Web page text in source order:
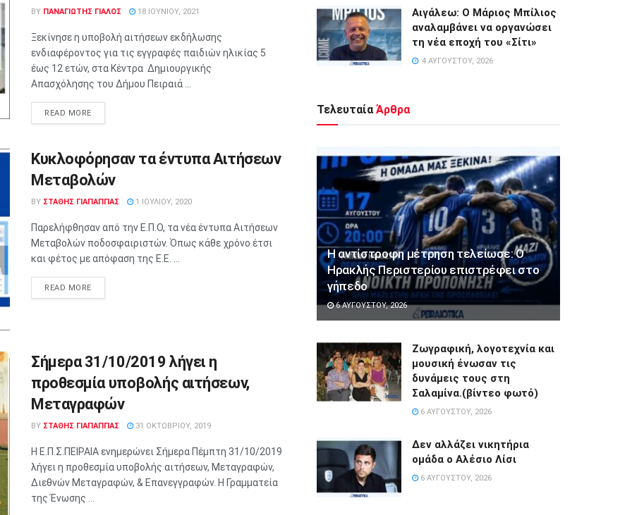
BY ΠΑΝΑΓΙΩΤΗΣ ΓΙΑΛΟΣ 18 ΙΟΥΝΊΟΥ, 2021
Ξεκίνησε η υποβολή αιτήσεων εκδήλωσης
ενδιαφέροντος για τις εγγραφές παιδιών ηλικίας 5
έως 12 ετών, στα Κέντρα Δημιουργικής
Απασχόλησης του Δήμου Πειραιά ...
READ MORE
Κυκλοφόρησαν τα έντυπα Αιτήσεων
Μεταβολών
BY ΣΤΑΘΗΣ ΓΊΑΠΑΠΠΑΣ 1 ΙΟΥΛΊΟΥ, 2020
Παρελήφθησαν από την Ε.Π.Ο, τα νέα έντυπα Αιτήσεων
Μεταβολών ποδοσφαιριστών. Όπως κάθε χρόνο έτσι
και φέτος με απόφαση της Ε.Ε. ...
READ MORE
Σήμερα 31/10/2019 λήγει η
προθεσμία υποβολής αιτήσεων,
Μεταγραφών
BY ΣΤΑΘΗΣ ΓΊΑΠΑΠΠΑΣ 31 ΟΚΤΩΒΡΊΟΥ, 2019
Η Ε.Π.Σ.ΠΕΙΡΑΙΑ ενημερώνει Σήμερα Πέμπτη 31/10/2019
λήγει η προθεσμία υποβολής αιτήσεων, Μεταγραφών,
Διεθνών Μεταγραφών, & Επανεγγραφών. Η Γραμματεία
της Ένωσης ...
Αιγάλεω: Ο Μάριος Μπίλιος
αναλαμβάνει να οργανώσει
τη νέα εποχή του «Σίτι»
4 ΑΥΓΟΎΣΤΟΥ, 2026
Τελευταία Άρθρα
Η αντίστροφη μέτρηση τελείωσε: Ο
Ηρακλής Περιστερίου επιστρέφει στο
γήπεδο
6 ΑΥΓΟΎΣΤΟΥ, 2026
Ζωγραφική, λογοτεχνία και
μουσική ένωσαν τις
δυνάμεις τους στη
Σαλαμίνα.(βίντεο φωτό)
6 ΑΥΓΟΎΣΤΟΥ, 2026
Δεν αλλάζει νικητήρια
ομάδα ο Αλέσιο Λίσι
6 ΑΥΓΟΎΣΤΟΥ, 2026